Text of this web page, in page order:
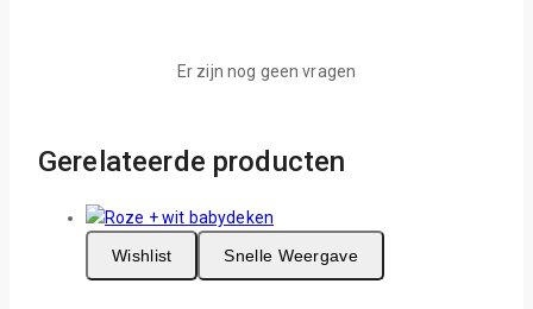
Er zijn nog geen vragen
Gerelateerde producten
Wishlist Snelle Weergave